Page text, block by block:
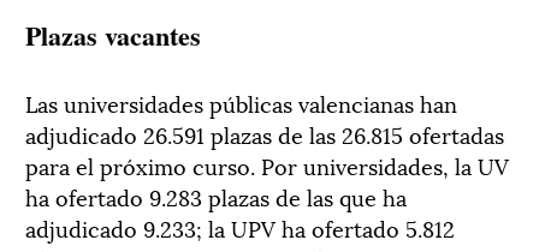
Plazas vacantes
Las universidades públicas valencianas han
adjudicado 26.591 plazas de las 26.815 ofertadas
para el próximo curso. Por universidades, la UV
ha ofertado 9.283 plazas de las que ha
adjudicado 9.233; la UPV ha ofertado 5.812